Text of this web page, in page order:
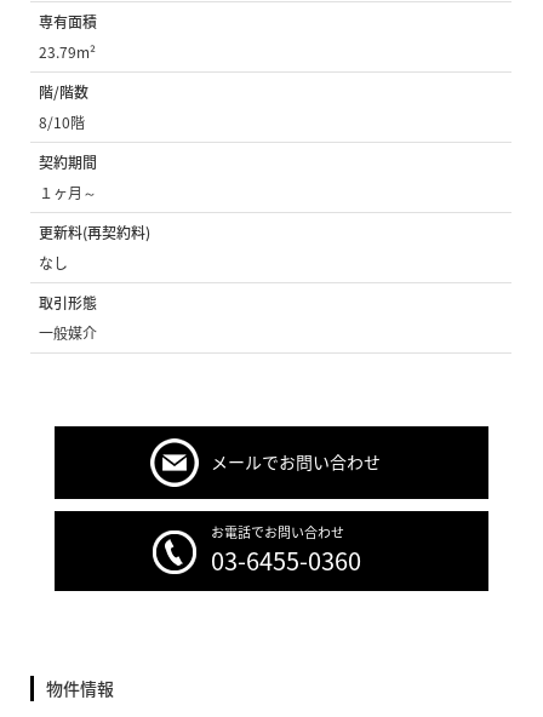
専有面積
23.79m²
階/階数
8/10階
契約期間
１ヶ月～
更新料(再契約料)
なし
取引形態
一般媒介
メールでお問い合わせ
お電話でお問い合わせ
03-6455-0360
物件情報